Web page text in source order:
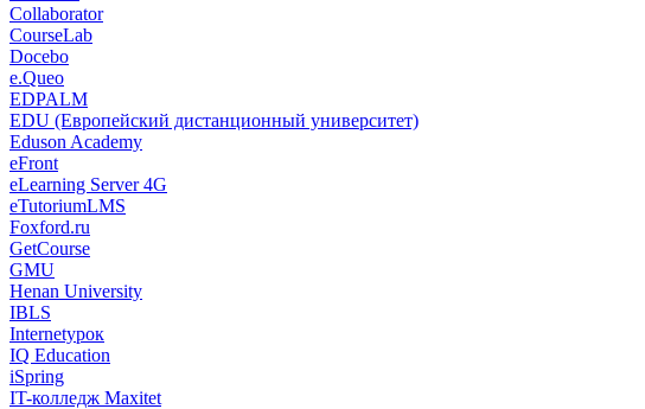
Collaborator
CourseLab
Docebo
e.Queo
EDPALM
EDU (Европейский дистанционный университет)
Eduson Academy
eFront
eLearning Server 4G
eTutoriumLMS
Foxford.ru
GetCourse
GMU
Henan University
IBLS
Internetурок
IQ Education
iSpring
IT-колледж Maxitet